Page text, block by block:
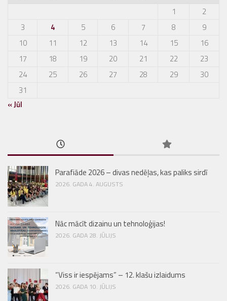
1
2
3
4 5 6 7 8
9
10
11 12 13 14 15
16
17
18 19 20 21 22
23
24
25 26 27 28 29
30
31
« Jūl
Parafiāde 2026 – divas nedēļas, kas paliks sirdī
2026. GADA 4. AUGUSTS
Nāc mācīt dizainu un tehnoloģijas!
2026. GADA 28. JŪLIJS
“Viss ir iespējams” – 12. klašu izlaidums
2026. GADA 10. JŪLIJS